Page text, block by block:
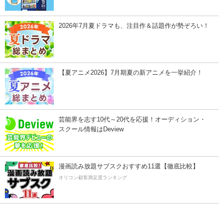
2026年7月夏ドラマも、注目作＆話題作が勢ぞろい！
【夏アニメ2026】7月期夏の新アニメを一挙紹介！
芸能界を志す10代～20代を応援！オーディション・
スクール情報はDeview
漫画読み放題サブスクおすすめ11選【徹底比較】
オリコン顧客満足度ランキング